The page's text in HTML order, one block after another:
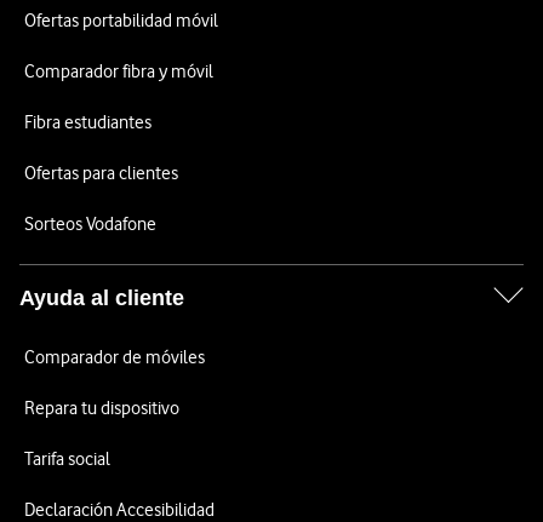
Ofertas portabilidad móvil
Comparador fibra y móvil
Fibra estudiantes
Ofertas para clientes
Sorteos Vodafone
Ayuda al cliente
Comparador de móviles
Repara tu dispositivo
Tarifa social
Declaración Accesibilidad